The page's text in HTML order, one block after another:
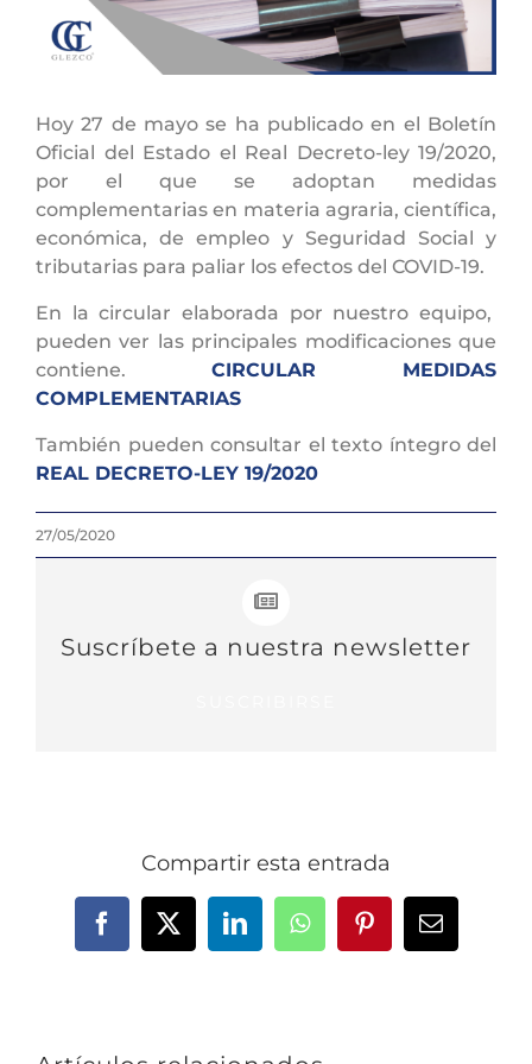
Hoy 27 de mayo se ha publicado en el Boletín
Oficial del Estado el Real Decreto-ley 19/2020,
por el que se adoptan medidas
complementarias en materia agraria, científica,
económica, de empleo y Seguridad Social y
tributarias para paliar los efectos del COVID-19.
En la circular elaborada por nuestro equipo,
pueden ver las principales modificaciones que
contiene. CIRCULAR MEDIDAS
COMPLEMENTARIAS
También pueden consultar el texto íntegro del
REAL DECRETO-LEY 19/2020
27/05/2020
Suscríbete a nuestra newsletter
Compartir esta entrada
Facebook
X LinkedInWhatsAppPinterestCorreo